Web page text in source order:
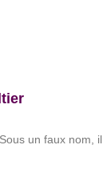
un faux nom, il